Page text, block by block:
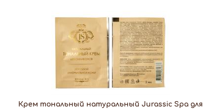
Крем тональный натуральный Jurassic Spa для